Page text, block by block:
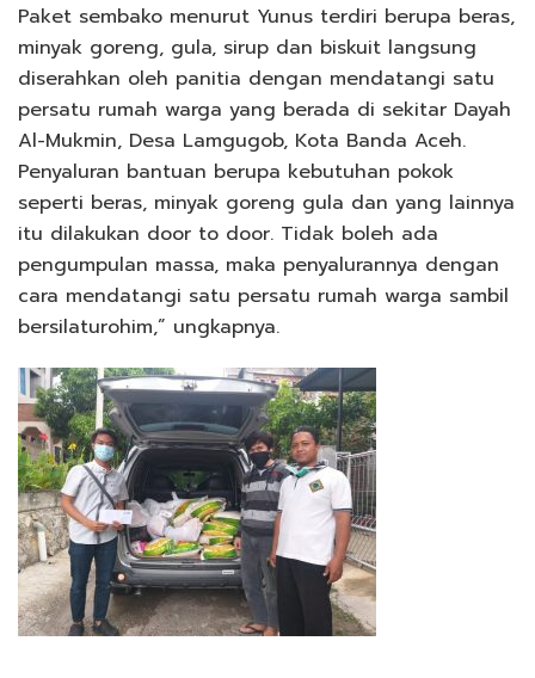
Paket sembako menurut Yunus terdiri berupa beras,
minyak goreng, gula, sirup dan biskuit langsung
diserahkan oleh panitia dengan mendatangi satu
persatu rumah warga yang berada di sekitar Dayah
Al-Mukmin, Desa Lamgugob, Kota Banda Aceh.
Penyaluran bantuan berupa kebutuhan pokok
seperti beras, minyak goreng gula dan yang lainnya
itu dilakukan door to door. Tidak boleh ada
pengumpulan massa, maka penyalurannya dengan
cara mendatangi satu persatu rumah warga sambil
bersilaturohim,” ungkapnya.